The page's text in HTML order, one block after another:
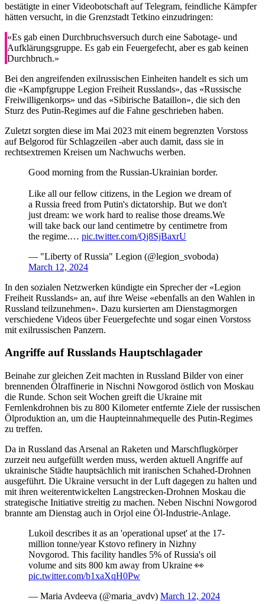
bestätigte in einer Videobotschaft auf Telegram, feindliche Kämpfer
hätten versucht, in die Grenzstadt Tetkino einzudringen:
«Es gab einen Durchbruchsversuch durch eine Sabotage- und
Aufklärungsgruppe. Es gab ein Feuergefecht, aber es gab keinen
Durchbruch.»
Bei den angreifenden exilrussischen Einheiten handelt es sich um
die «Kampfgruppe Legion Freiheit Russlands», das «Russische
Freiwilligenkorps» und das «Sibirische Bataillon», die sich den
Sturz des Putin-Regimes auf die Fahne geschrieben haben.
Zuletzt sorgten diese im Mai 2023 mit einem begrenzten Vorstoss
auf Belgorod für Schlagzeilen -aber auch damit, dass sie in
rechtsextremen Kreisen um Nachwuchs werben.
Good morning from the Russian-Ukrainian border.
Like all our fellow citizens, in the Legion we dream of
a Russia freed from Putin's dictatorship. But we don't
just dream: we work hard to realise those dreams.We
will take back our land centimetre by centimetre from
the regime.… pic.twitter.com/Qj8SjBaxrU
— "Liberty of Russia" Legion (@legion_svoboda)
March 12, 2024
In den sozialen Netzwerken kündigte ein Sprecher der «Legion
Freiheit Russlands» an, auf ihre Weise «ebenfalls an den Wahlen in
Russland teilzunehmen». Dazu kursierten am Dienstagmorgen
verschiedene Videos über Feuergefechte und sogar einen Vorstoss
mit exilrussischen Panzern.
Angriffe auf Russlands Hauptschlagader
Beinahe zur gleichen Zeit machten in Russland Bilder von einer
brennenden Ölraffinerie in Nischni Nowgorod östlich von Moskau
die Runde. Schon seit Wochen greift die Ukraine mit
Fernlenkdrohnen bis zu 800 Kilometer entfernte Ziele der russischen
Ölproduktion an, um die Haupteinnahmequelle des Putin-Regimes
zu treffen.
Da in Russland das Arsenal an Raketen und Marschflugkörper
zurzeit neu aufgefüllt werden muss, werden aktuell Angriffe auf
ukrainische Städte hauptsächlich mit iranischen Schahed-Drohnen
ausgeführt. Die Ukraine versucht in der Luft dagegen zu halten und
mit ihren weiterentwickelten Langstrecken-Drohnen Moskau die
strategische Initiative streitig zu machen. Neben Nischni Nowgorod
brannte am Dienstag auch in Orjol eine Öl-Industrie-Anlage.
Lukoil describes it as an 'operational upset' at the 17-
million tonne/year Kstovo refinery in Nizhny
Novgorod. This facility handles 5% of Russia's oil
volume and sits 800 km away from Ukraine 👀
pic.twitter.com/b1xaXqH0Pw
— Maria Avdeeva (@maria_avdv) March 12, 2024